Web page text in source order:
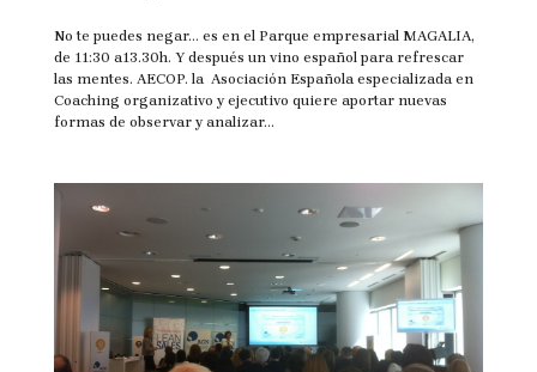
No te puedes negar… es en el Parque empresarial MAGALIA,
de 11:30 a13.30h. Y después un vino español para refrescar
las mentes. AECOP. la Asociación Española especializada en
Coaching organizativo y ejecutivo quiere aportar nuevas
formas de observar y analizar...